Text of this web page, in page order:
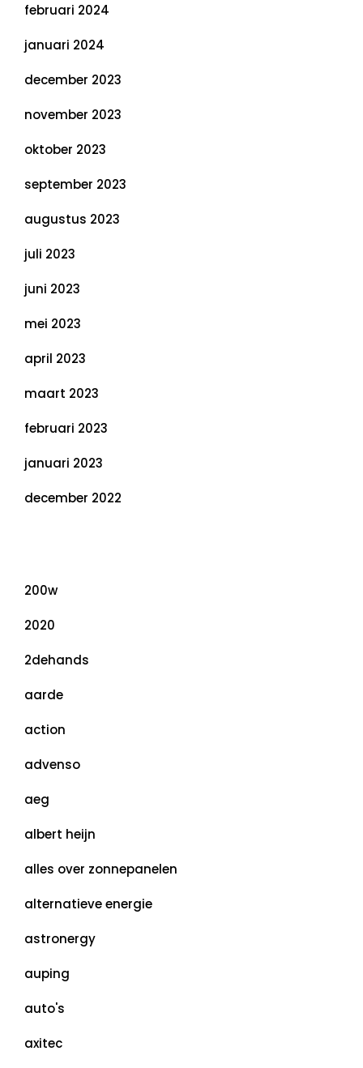
februari 2024
januari 2024
december 2023
november 2023
oktober 2023
september 2023
augustus 2023
juli 2023
juni 2023
mei 2023
april 2023
maart 2023
februari 2023
januari 2023
december 2022
200w
2020
2dehands
aarde
action
advenso
aeg
albert heijn
alles over zonnepanelen
alternatieve energie
astronergy
auping
auto's
axitec